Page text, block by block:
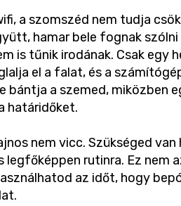
a szomszéd nem tudja
hamar bele fognak
is tűnik irodának. Csak egy
el a falat, és a
bántja a szemed, miközben
határidőket.
nem vicc. Szükséged van
legfőképpen rutinra. Ez nem
az időt, hogy